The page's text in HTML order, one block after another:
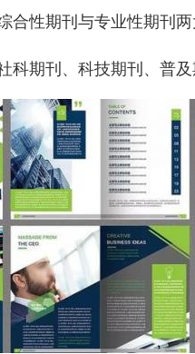
性期刊与专业性期刊两
科期刊、科技期刊、普及